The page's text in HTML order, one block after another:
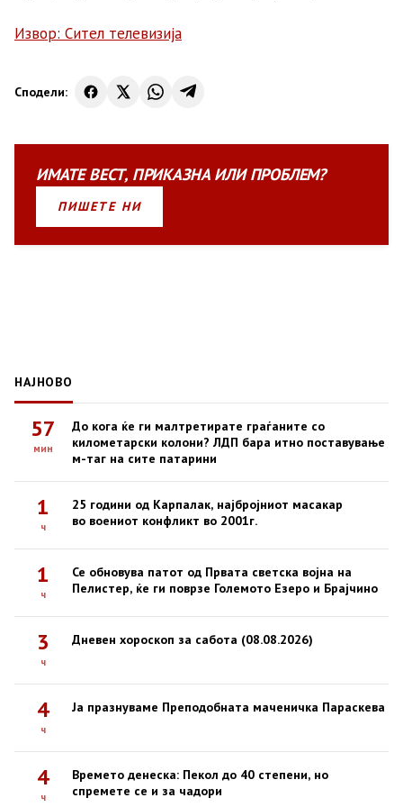
Извор: Сител телевизија
Сподели:
ИМАТЕВЕСТ, ПРИКАЗНАИЛИПРОБЛЕМ?
ПИШЕТЕ НИ
НАЈНОВО
57
мин
До кога ќе ги малтретирате граѓаните со
километарски колони? ЛДП бара итно поставување
м-таг на сите патарини
1
ч
25 години од Карпалак, најбројниот масакар
во воениот конфликт во 2001г.
1
ч
Се обновува патот од Првата светска војна на
Пелистер, ќе ги поврзе Големото Езеро и Брајчино
3
ч
Дневен хороскоп за сабота (08.08.2026)
4
ч
Ја празнуваме Преподобната маченичка Параскева
4
ч
Времето денеска: Пекол до 40 степени, но
спремете се и за чадори